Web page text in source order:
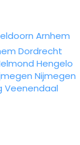
Arnhem
Dordrecht
Hengelo
Nijmegen
Veenendaal